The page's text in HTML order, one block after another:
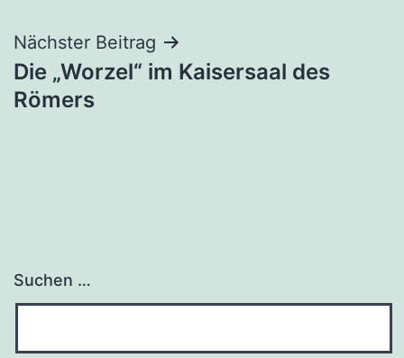
Nächster Beitrag
Die „Worzel“ im Kaisersaal des
Römers
Suchen …